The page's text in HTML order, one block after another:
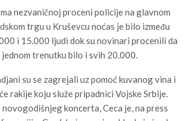
nezvaničnoj proceni policije na glavnom
trgu u Kruševcu noćas je bilo između
i 15.000 ljudi dok su novinari procenili da
jednom trenutku bilo i svih 20.000.
su se zagrejali uz pomoć kuvanog vina i
rakije koju služe pripadnici Vojske Srbije.
novogodišnjeg koncerta, Ceca je, na press